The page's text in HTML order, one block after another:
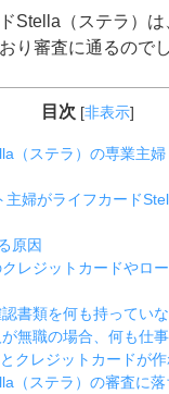
Stella（ステラ）
り審査に通るので
目次 [非表示]
（ステラ）の専業主
主婦がライフカード
原因
レジットカードやロ
書類を何も持ってい
が無職の場合、何も仕
クレジットカードが作
（ステラ）の審査に